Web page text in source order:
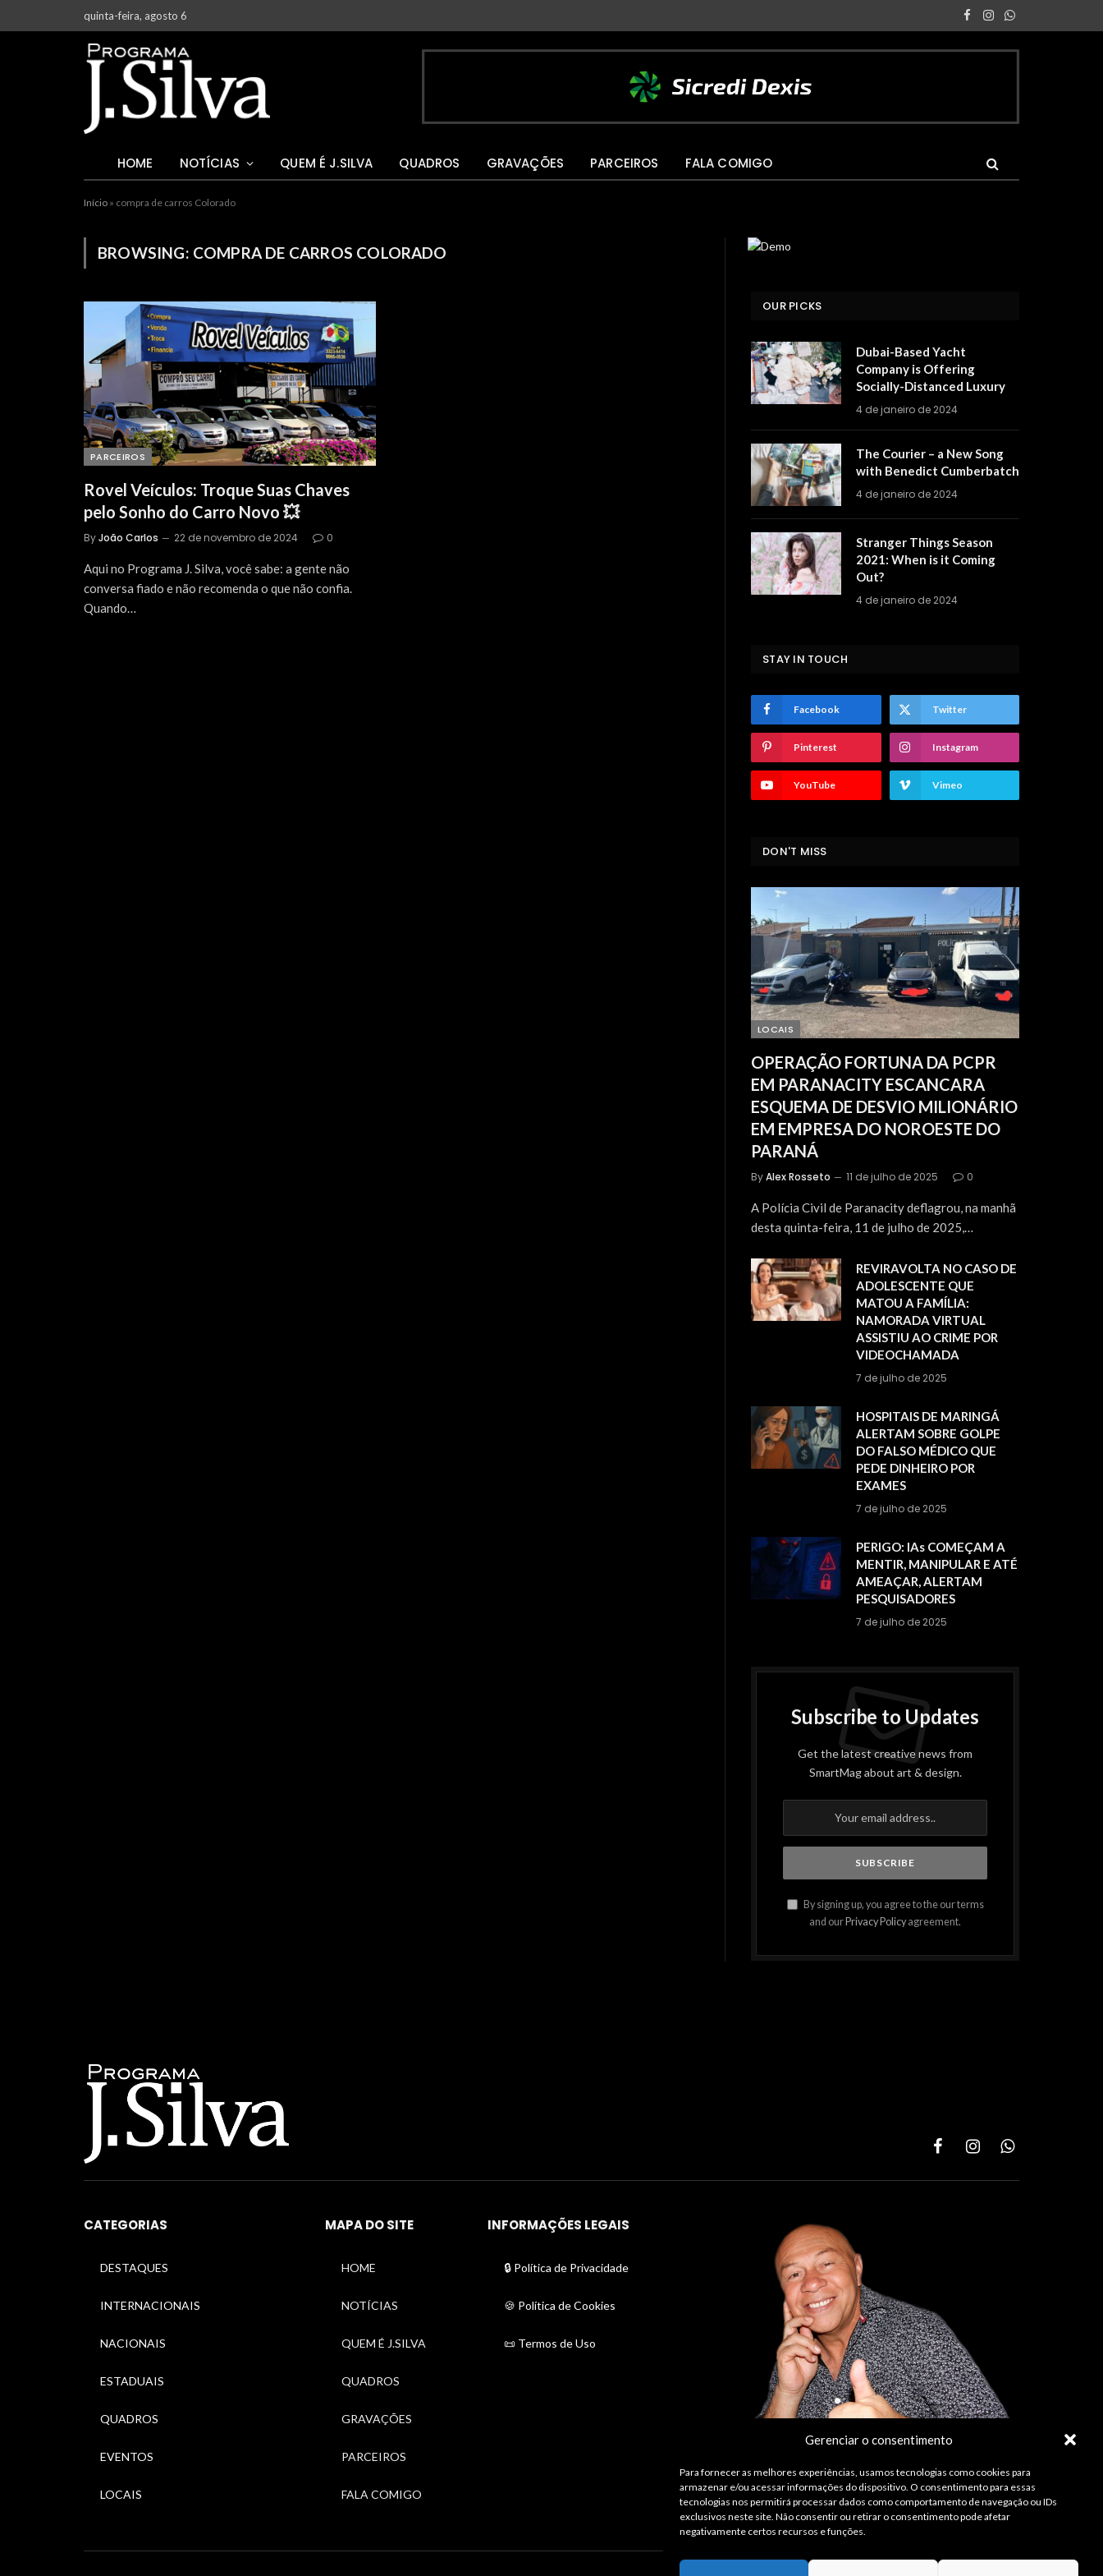
Gerenciar o consentimento
Para fornecer as melhores experiências, usamos tecnologias como cookies para
armazenar e/ou acessar informações do dispositivo. O consentimento para essas
tecnologias nos permitirá processar dados como comportamento de navegação ou IDs
exclusivos neste site. Não consentir ou retirar o consentimento pode afetar
negativamente certos recursos e funções.
quinta-feira, agosto 6
Facebook
InstagramWhatsApp
HOME NOTÍCIAS QUEM É J.SILVA QUADROS GRAVAÇÕES PARCEIROS FALA COMIGO
Início » compra de carros Colorado
BROWSING: COMPRA DE CARROS COLORADO
PARCEIROS
Rovel Veículos: Troque Suas Chaves
pelo Sonho do Carro Novo 💥
ByJoão Carlos 22 de novembro de 2024 0
Aqui no Programa J. Silva, você sabe: a gente não
conversa fiado e não recomenda o que não confia.
Quando…
OUR PICKS
Dubai-Based Yacht
Company is Offering
Socially-Distanced Luxury
4 de janeiro de 2024
The Courier – a New Song
with Benedict Cumberbatch
4 de janeiro de 2024
Stranger Things Season
2021: When is it Coming
Out?
4 de janeiro de 2024
STAY IN TOUCH
Facebook Twitter
Pinterest Instagram
YouTube Vimeo
DON'T MISS
LOCAIS
OPERAÇÃO FORTUNA DA PCPR
EM PARANACITY ESCANCARA
ESQUEMA DE DESVIO MILIONÁRIO
EM EMPRESA DO NOROESTE DO
PARANÁ
ByAlex Rosseto 11 de julho de 2025 0
A Polícia Civil de Paranacity deflagrou, na manhã
desta quinta-feira, 11 de julho de 2025,…
REVIRAVOLTA NO CASO DE
ADOLESCENTE QUE
MATOU A FAMÍLIA:
NAMORADA VIRTUAL
ASSISTIU AO CRIME POR
VIDEOCHAMADA
7 de julho de 2025
HOSPITAIS DE MARINGÁ
ALERTAM SOBRE GOLPE
DO FALSO MÉDICO QUE
PEDE DINHEIRO POR
EXAMES
7 de julho de 2025
PERIGO: IAs COMEÇAM A
MENTIR, MANIPULAR E ATÉ
AMEAÇAR, ALERTAM
PESQUISADORES
7 de julho de 2025
Subscribe to Updates
Get the latest creative news from
SmartMag about art & design.
By signing up, you agree to the our terms
and our Privacy Policy agreement.
FacebookInstagramWhatsApp
CATEGORIAS
DESTAQUES
INTERNACIONAIS
NACIONAIS
ESTADUAIS
QUADROS
EVENTOS
LOCAIS
MAPA DO SITE
HOME
NOTÍCIAS
QUEM É J.SILVA
QUADROS
GRAVAÇÕES
PARCEIROS
FALA COMIGO
INFORMAÇÕES LEGAIS
🔒 Política de Privacidade
🍪 Política de Cookies
📜 Termos de Uso